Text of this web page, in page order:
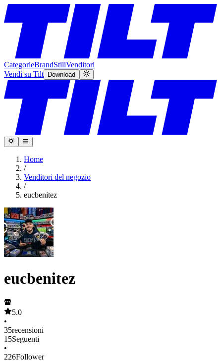
CategorieBrandStiliVenditori
Vendi su Tilt
Download
Home
/
Venditori del negozio
/
eucbenitez
eucbenitez
5.0
•
35recensioni
15Seguenti
•
226Follower